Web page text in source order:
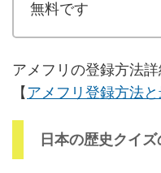
無料です
アメフリの登録方法
【アメフリ登録方法
日本の歴史クイ